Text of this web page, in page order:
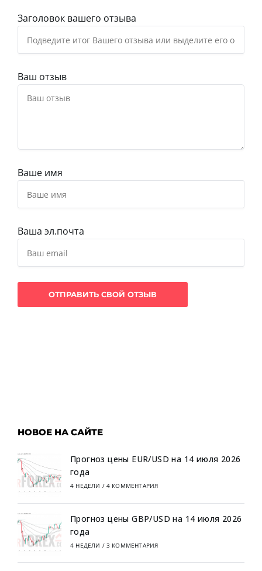
Заголовок вашего отзыва
Ваш отзыв
Ваше имя
Ваша эл.почта
НОВОЕ НА САЙТЕ
Прогноз цены EUR/USD на 14 июля 2026
года
4 НЕДЕЛИ / 4 КОММЕНТАРИЯ
Прогноз цены GBP/USD на 14 июля 2026
года
4 НЕДЕЛИ / 3 КОММЕНТАРИЯ